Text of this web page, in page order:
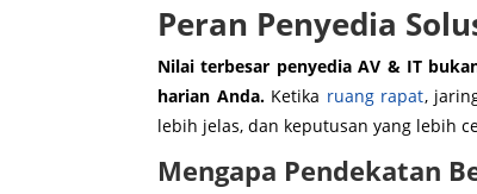
Peran Penyedia
Nilai terbesar penyedia AV & IT
harian Anda.Ketika ruang rapat,
lebih jelas, dan keputusan yang lebih
Mengapa Pendekatan